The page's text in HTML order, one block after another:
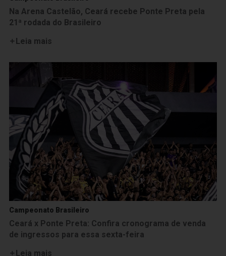
Na Arena Castelão, Ceará recebe Ponte Preta pela
21ª rodada do Brasileiro
Leia mais
Campeonato Brasileiro
Ceará x Ponte Preta: Confira cronograma de venda
de ingressos para essa sexta-feira
Leia mais